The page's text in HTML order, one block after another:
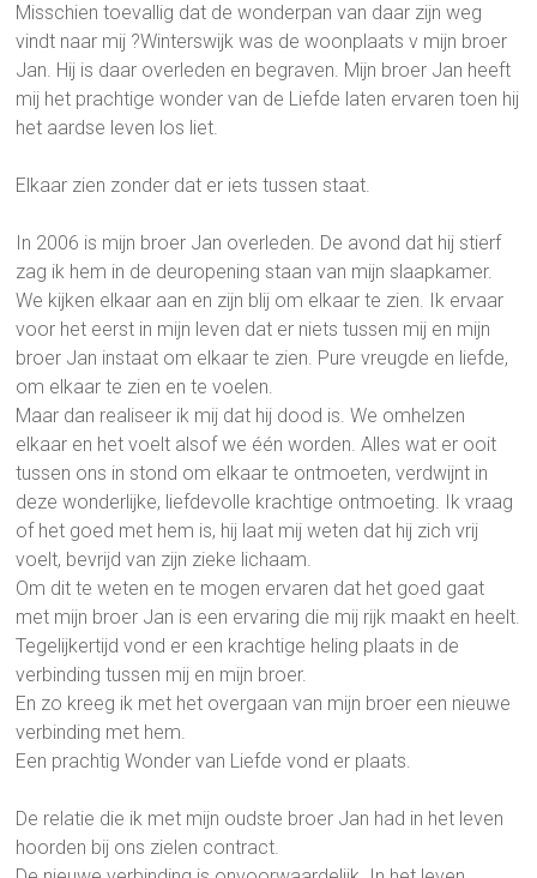
Misschien toevallig dat de wonderpan van daar zijn weg
vindt naar mij ?Winterswijk was de woonplaats v mijn broer
Jan. Hij is daar overleden en begraven. Mijn broer Jan heeft
mij het prachtige wonder van de Liefde laten ervaren toen hij
het aardse leven los liet.
Elkaar zien zonder dat er iets tussen staat.
In 2006 is mijn broer Jan overleden. De avond dat hij stierf
zag ik hem in de deuropening staan van mijn slaapkamer.
We kijken elkaar aan en zijn blij om elkaar te zien. Ik ervaar
voor het eerst in mijn leven dat er niets tussen mij en mijn
broer Jan instaat om elkaar te zien. Pure vreugde en liefde,
om elkaar te zien en te voelen.
Maar dan realiseer ik mij dat hij dood is. We omhelzen
elkaar en het voelt alsof we één worden. Alles wat er ooit
tussen ons in stond om elkaar te ontmoeten, verdwijnt in
deze wonderlijke, liefdevolle krachtige ontmoeting. Ik vraag
of het goed met hem is, hij laat mij weten dat hij zich vrij
voelt, bevrijd van zijn zieke lichaam.
Om dit te weten en te mogen ervaren dat het goed gaat
met mijn broer Jan is een ervaring die mij rijk maakt en heelt.
Tegelijkertijd vond er een krachtige heling plaats in de
verbinding tussen mij en mijn broer.
En zo kreeg ik met het overgaan van mijn broer een nieuwe
verbinding met hem.
Een prachtig Wonder van Liefde vond er plaats.
De relatie die ik met mijn oudste broer Jan had in het leven
hoorden bij ons zielen contract.